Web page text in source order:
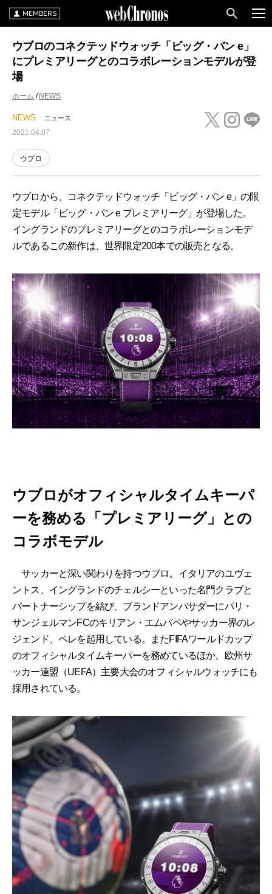
MEMBERS
ウブロのコネクテッドウォッチ「ビッグ・バン e」
にプレミアリーグとのコラボレーションモデルが登
場
ホーム NEWS
NEWS ニュース
2021.04.07
ウブロ
ウブロから、コネクテッドウォッチ「ビッグ・バン e」の限
定モデル「ビッグ・バン e プレミアリーグ」が登場した。
イングランドのプレミアリーグとのコラボレーションモデ
ルであるこの新作は、世界限定200本での販売となる。
ウブロがオフィシャルタイムキーパ
ーを務める「プレミアリーグ」との
コラボモデル
サッカーと深い関わりを持つウブロ。イタリアのユヴェ
ントス、イングランドのチェルシーといった名門クラブと
パートナーシップを結び、ブランドアンバサダーにパリ・
サンジェルマンFCのキリアン・エムバペやサッカー界のレ
ジェンド、ペレを起用している。またFIFAワールドカップ
のオフィシャルタイムキーパーを務めているほか、欧州サ
ッカー連盟（UEFA）主要大会のオフィシャルウォッチにも
採用されている。